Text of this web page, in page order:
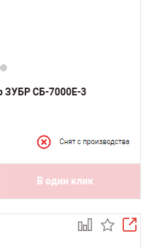
ЗУБР СБ-7000Е-3
В один клик